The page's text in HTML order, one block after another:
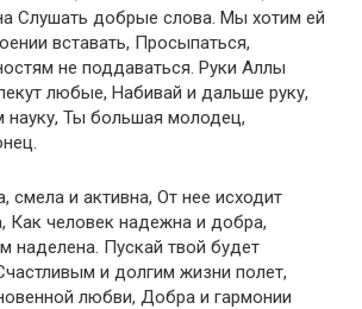
Слушать добрые слова. Мы хотим ей
вставать, Просыпаться,
не поддаваться. Руки Аллы
любые, Набивай и дальше руку,
Ты большая молодец,
смела и активна, От нее исходит
Как человек надежна и добра,
наделена. Пускай твой будет
и долгим жизни полет,
любви, Добра и гармонии